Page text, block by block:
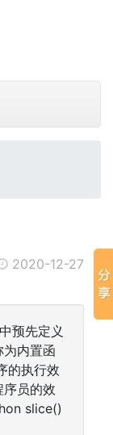
2020-12-27
预先定义
内置函
的执行效
员的效
slice()